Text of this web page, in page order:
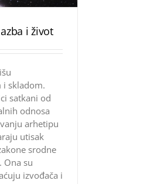
i život
i skladom.
satkani od
odnosa
arhetipu
utisak
srodne
Ona su
izvođača i